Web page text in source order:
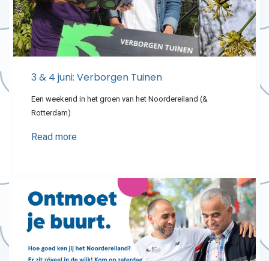
3 & 4 juni: Verborgen Tuinen
Een weekend in het groen van het Noordereiland (&
Rotterdam)
Read more